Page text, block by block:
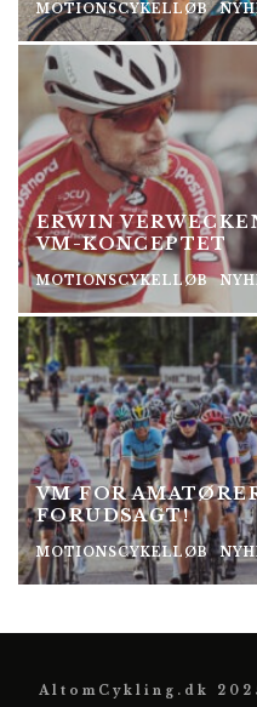
MOTIONSCYKELLØB
ERWIN
VM-KONCEPTET
MOTIONSCYKELLØB
VM FOR
FORUDSAGT!
MOTIONSCYKELLØB
AltomCykling.dk